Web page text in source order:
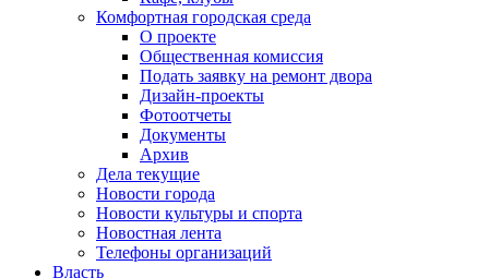
Комфортная городская среда
О проекте
Общественная комиссия
Подать заявку на ремонт двора
Дизайн-проекты
Фотоотчеты
Документы
Архив
Дела текущие
Новости города
Новости культуры и спорта
Новостная лента
Телефоны организаций
Власть